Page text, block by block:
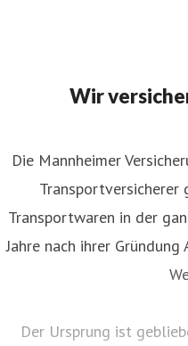
Wir
Die Mannheimer
Transportversicherer
Transportwaren in der
Jahre nach ihrer
Der Ursprung ist